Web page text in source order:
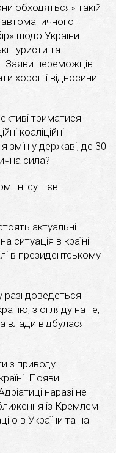
обходяться» такій
автоматичного
щодо України –
туристи та
Заяви переможців
хороші відносини
триматися
коаліційні
змін у державі, де 30
сила?
суттєві
актуальні
ситуація в країні
в президентському
разі доведеться
з огляду на те,
влади відбулася
з приводу
Появи
наразі не
із Кремлем
в України та на